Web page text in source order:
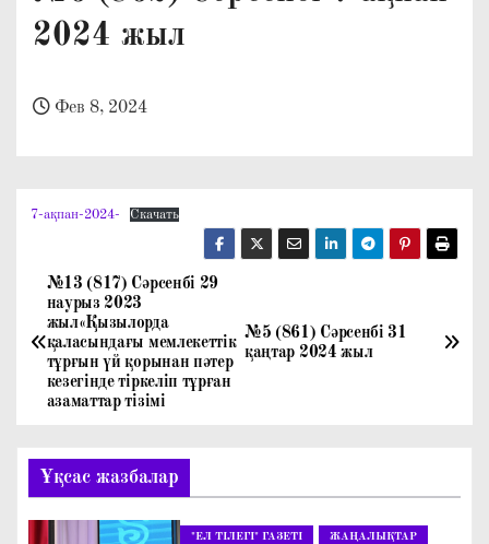
2024 жыл
Фев 8, 2024
7-ақпан-2024- Скачать
Н
а
г
а
№5 (861) Сәрсенбі 31
қаңтар 2024 жыл
№13 (817) Сәрсенбі 29
наурыз 2023
жыл«Қызылорда
қаласындағы мемлекеттік
тұрғын үй қорынан пәтер
кезегінде тіркеліп тұрған
азаматтар тізімі
Ұқсас жазбалар
"ЕЛ ТІЛЕГІ" ГАЗЕТІ ЖАҢАЛЫҚТАР